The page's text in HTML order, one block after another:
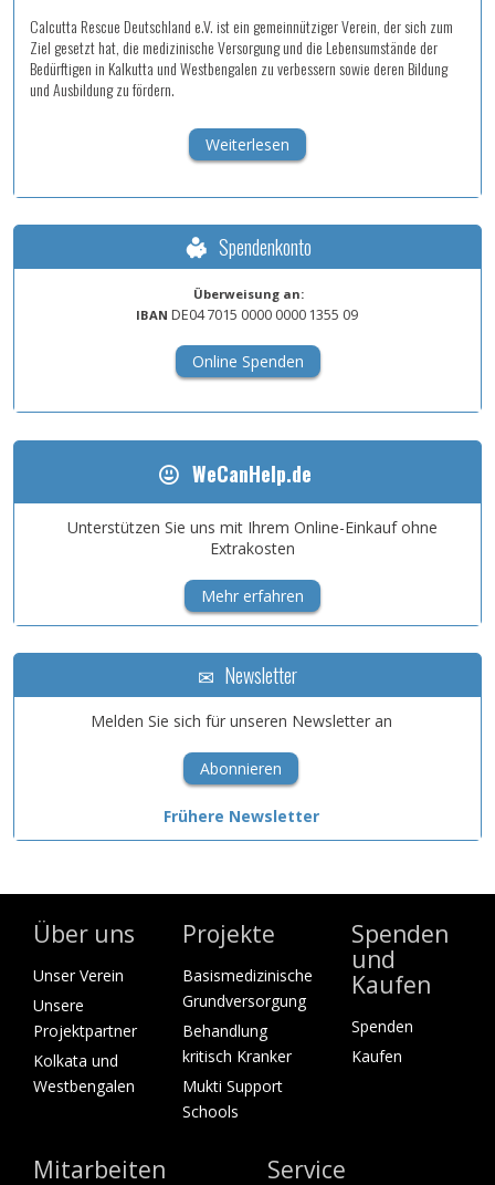
Calcutta Rescue Deutschland e.V. ist ein gemeinnütziger Verein, der sich zum
Ziel gesetzt hat, die medizinische Versorgung und die Lebensumstände der
Bedürftigen in Kalkutta und Westbengalen zu verbessern sowie deren Bildung
und Ausbildung zu fördern.
Weiterlesen
Spendenkonto
Überweisung an:
IBAN DE047015 0000 0000 1355 09
Online Spenden
WeCanHelp.de
Unterstützen Sie uns mit Ihrem Online-Einkauf ohne
Extrakosten
Mehr erfahren
Newsletter
Melden Sie sich für unseren Newsletter an
Abonnieren
Frühere Newsletter
Über uns
Unser Verein
Unsere
Projektpartner
Kolkata und
Westbengalen
Projekte
Basismedizinische
Grundversorgung
Behandlung
kritisch Kranker
Mukti Support
Schools
Spenden
und
Kaufen
Spenden
Kaufen
Mitarbeiten Service